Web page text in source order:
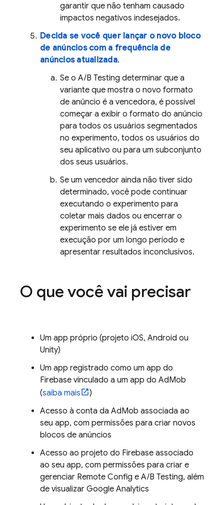
garantir que não tenham causado
impactos negativos indesejados.
Decida se você quer lançar o novo bloco
de anúncios com a frequência de
anúncios atualizada.
Se o A/B Testing determinar que a
variante que mostra o novo formato
de anúncio é a vencedora, é possível
começar a exibir o formato do anúncio
para todos os usuários segmentados
no experimento, todos os usuários do
seu aplicativo ou para um subconjunto
dos seus usuários.
Se um vencedor ainda não tiver sido
determinado, você pode continuar
executando o experimento para
coletar mais dados ou encerrar o
experimento se ele já estiver em
execução por um longo período e
apresentar resultados inconclusivos.
O que você vai precisar
Um app próprio (projeto iOS, Android ou
Unity)
Um app registrado como um app do
Firebase vinculado a um app do AdMob
(saiba mais
)
Acesso à conta da AdMob associada ao
seu app, com permissões para criar novos
blocos de anúncios
Acesso ao projeto do Firebase associado
ao seu app, com permissões para criar e
gerenciar Remote Config e A/B Testing, além
de visualizar Google Analytics